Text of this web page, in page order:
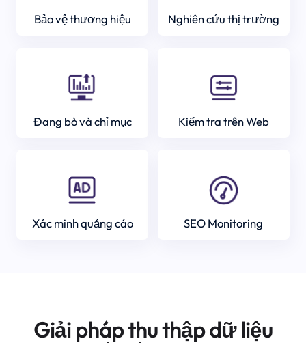
Bảo vệ thương hiệu Nghiên cứu thị trường
Đang bò và chỉ mục Kiểm tra trên Web
Xác minh quảng cáo SEO Monitoring
Giải pháp thu thập dữ liệu